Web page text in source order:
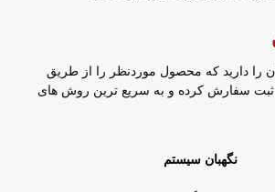
را دارید که محصول موردنظر را از طریق
ثبت سفارش کرده و به سریع ترین روش های
نگهبان سیستم